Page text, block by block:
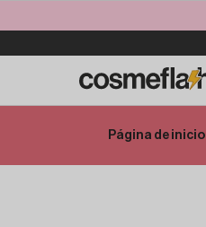
Página de inicio